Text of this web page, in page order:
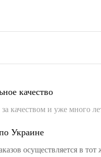
качество
качеством и уже много
Украине
осуществляется в